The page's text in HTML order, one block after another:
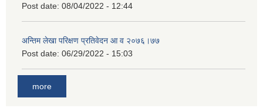
Post date: 08/04/2022 - 12:44
अन्तिम लेखा परिक्षण प्रतिवेदन आ व २०७६।७७
Post date: 06/29/2022 - 15:03
more